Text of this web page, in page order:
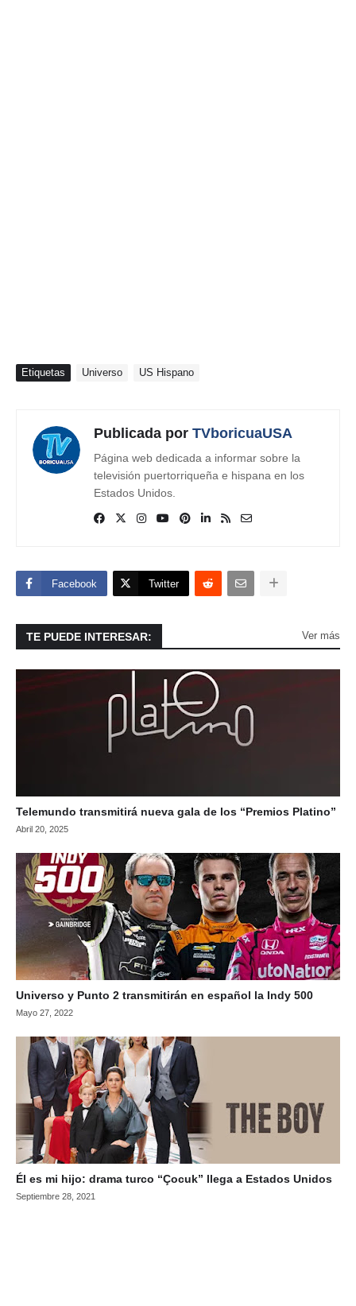
Etiquetas Universo US Hispano
Publicada por TVboricuaUSA
Página web dedicada a informar sobre la
televisión puertorriqueña e hispana en los
Estados Unidos.
Facebook Twitter
TE PUEDE INTERESAR: Ver más
Telemundo transmitirá nueva gala de los “Premios Platino”
Abril 20, 2025
Universo y Punto 2 transmitirán en español la Indy 500
Mayo 27, 2022
Él es mi hijo: drama turco “Çocuk” llega a Estados Unidos
Septiembre 28, 2021